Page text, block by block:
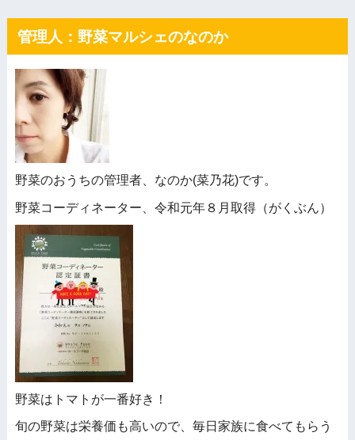
管理人：野菜マルシェのなのか
野菜のおうちの管理者、なのか(菜乃花)です。
野菜コーディネーター、令和元年８月取得（がくぶん）
野菜はトマトが一番好き！
旬の野菜は栄養価も高いので、毎日家族に食べてもらう